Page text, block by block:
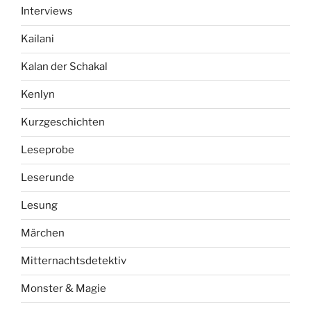
Interviews
Kailani
Kalan der Schakal
Kenlyn
Kurzgeschichten
Leseprobe
Leserunde
Lesung
Märchen
Mitternachtsdetektiv
Monster & Magie